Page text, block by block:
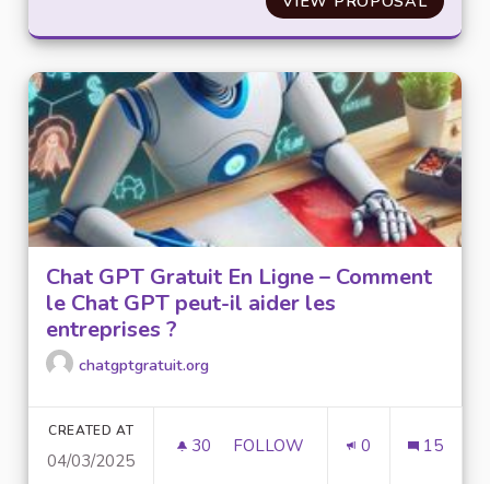
Chat GPT Gratuit En Ligne – Comment
le Chat GPT peut-il aider les
entreprises ?
chatgptgratuit.org
CREATED AT
04/03/2025
30 30 FOLLOWERS
FOLLOW 0 15